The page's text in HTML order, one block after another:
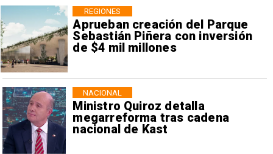
Aprueban creación del Parque
Sebastián Piñera con inversión
de $4 mil millones
REGIONES
Ministro Quiroz detalla
megarreforma tras cadena
nacional de Kast
NACIONAL